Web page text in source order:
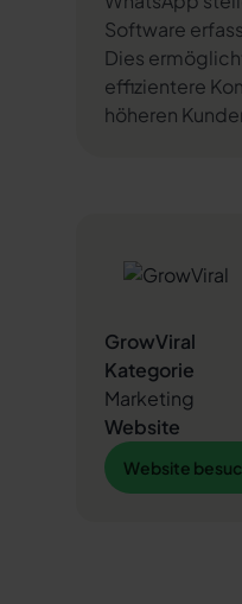
Software
Dies
effizientere
höheren
GrowViral
Kategorie
Marketing
Website
Website
Website